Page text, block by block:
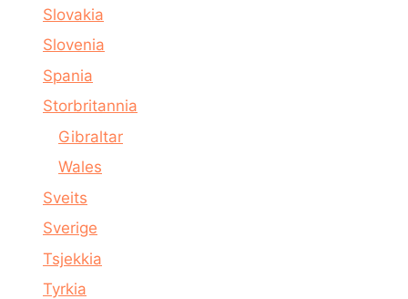
Slovakia
Slovenia
Spania
Storbritannia
Gibraltar
Wales
Sveits
Sverige
Tsjekkia
Tyrkia